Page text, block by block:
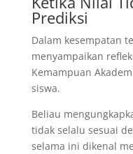
Prediksi
Dalam kesempatan
menyampaikan
Kemampuan
siswa.
Beliau
tidak selalu sesuai
selama ini dikenal